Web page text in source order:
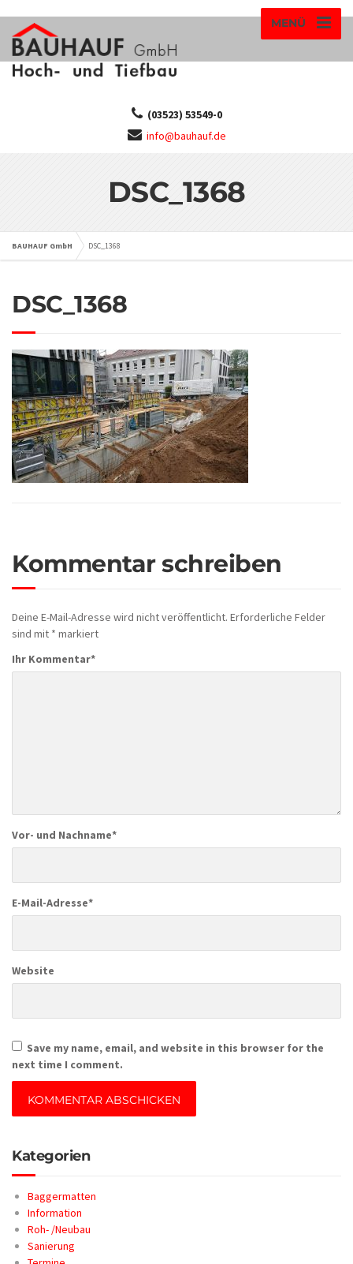
MENÜ
(03523) 53549-0
info@bauhauf.de
DSC_1368
BAUHAUF GmbH DSC_1368
DSC_1368
Kommentar schreiben
Deine E-Mail-Adresse wird nicht veröffentlicht. Erforderliche Felder
sind mit * markiert
Ihr Kommentar*
Vor- und Nachname*
E-Mail-Adresse*
Website
Save my name, email, and website in this browser for the
next time I comment.
Kategorien
Baggermatten
Information
Roh- /Neubau
Sanierung